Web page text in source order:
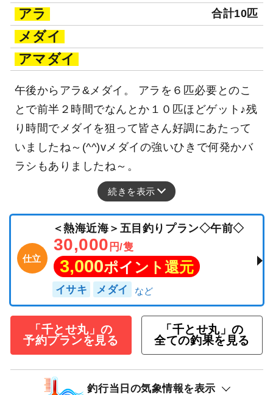
アラ
合計10匹
メダイ
アマダイ
午後からアラ&メダイ。 アラを６匹必要とのこ
とで前半２時間でなんとか１０匹ほどゲット♪残
り時間でメダイを狙って皆さん好調にあたって
いましたね～(^^)vメダイの強いひきで何発かバ
ラシもありましたね～。
続きを表示
仕立
＜熱海近海＞五目釣りプラン◇午前◇
30,000 円/隻
3,000ポイント還元
イサキ メダイ
「千とせ丸」の
予約プランを見る
「千とせ丸」の
全ての釣果を見る
釣行当日の気象情報を表示